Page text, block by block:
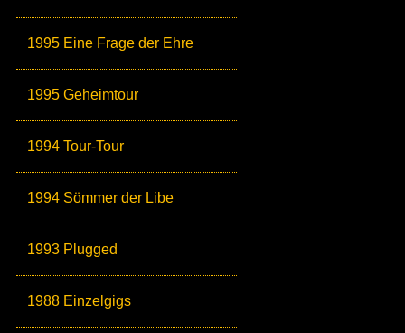
1995 Eine Frage der Ehre
1995 Geheimtour
1994 Tour-Tour
1994 Sömmer der Libe
1993 Plugged
1988 Einzelgigs